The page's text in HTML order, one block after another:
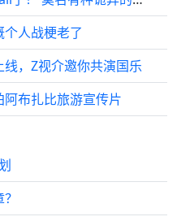
人战梗老了
，Z视介邀你共演国乐
布扎比旅游宣传片